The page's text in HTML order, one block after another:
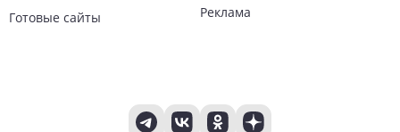
Готовые сайты
Реклама